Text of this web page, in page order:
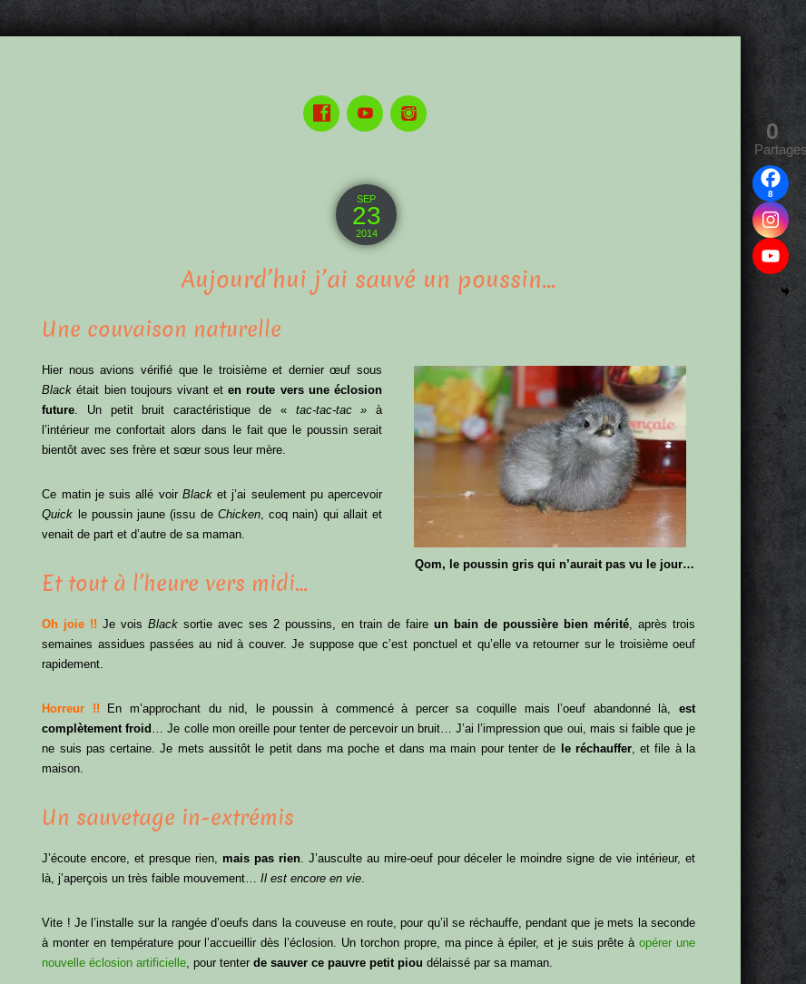
SEP
23
2014
Aujourd’hui j’ai sauvé un poussin…
Une couvaison naturelle
Qom, le poussin gris qui n’aurait pas vu le jour…
Hier nous avions vérifié que le troisième et dernier œuf sous
Black était bien toujours vivant eten route vers une éclosion
future . Un petit bruit caractéristique de « tac-tac-tac » à
l’intérieur me confortait alors dans le fait que le poussin serait
bientôt avec ses frère et sœur sous leur mère.
Ce matin je suis allé voir Blacket j’ai seulement pu apercevoir
Quick le poussin jaune (issu de Chicken, coq nain) qui allait et
venait de part et d’autre de sa maman.
Et tout à l’heure vers midi…
Oh joie !! Je voisBlack sortie avec ses 2 poussins, en train de faireun bain de poussière bien mérité , après trois
semaines assidues passées au nid à couver. Je suppose que c’est ponctuel et qu’elle va retourner sur le troisième oeuf
rapidement.
Horreur !! En m’approchant du nid, le poussin à commencé à percer sa coquille mais l’oeuf abandonné là,est
complètement froid
… Je colle mon oreille pour tenter de percevoir un bruit… J’ai l’impression que oui, mais si faible que je
ne suis pas certaine. Je mets aussitôt le petit dans ma poche et dans ma main pour tenter de
le réchauffer, et file à la
maison.
Un sauvetage in-extrémis
J’écoute encore, et presque rien, mais pas rien. J’ausculte au mire-oeuf pour déceler le moindre signe de vie intérieur, et
là, j’aperçois un très faible mouvement…Il est encore en vie
Vite ! Je l’installe sur la rangée d’oeufs dans la couveuse en route, pour qu’il se réchauffe, pendant que je mets la seconde
à monter en température pour l’accueillir dès l’éclosion. Un torchon propre, ma pince à épiler, et je suis prête àopérer une
nouvelle éclosion artificielle , pour tenterde sauver ce pauvre petit piou délaissé par sa maman.
0
8